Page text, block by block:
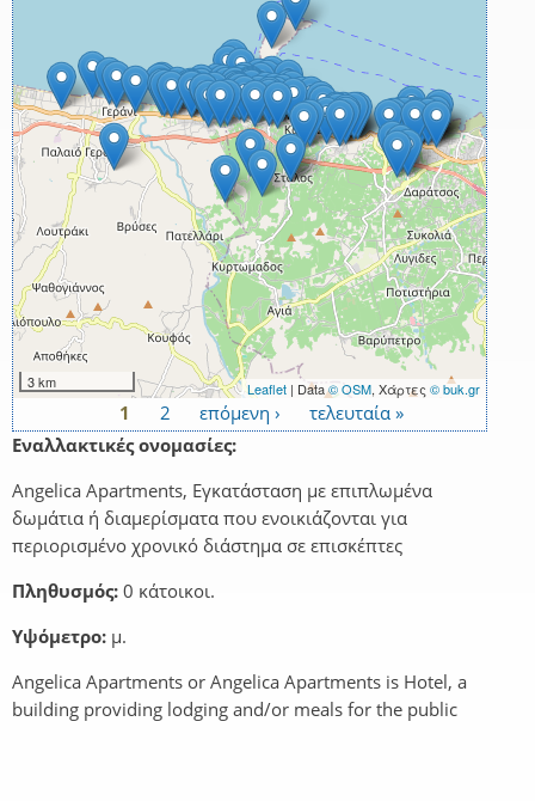
3 km Leaflet | Data© OSM, Χάρτες © buk.gr
Σελίδες
1 2 επόμενη ›
τελευταία »
Εναλλακτικές ονομασίες:
Angelica Apartments, Εγκατάσταση με επιπλωμένα
δωμάτια ή διαμερίσματα που ενοικιάζονται για
περιορισμένο χρονικό διάστημα σε επισκέπτες
Πληθυσμός: 0 κάτοικοι.
Υψόμετρο: μ.
Angelica Apartments or Angelica Apartments is Hotel, a
building providing lodging and/or meals for the public